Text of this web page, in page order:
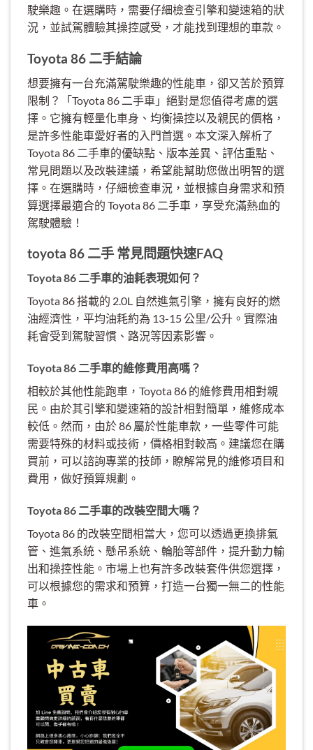
駛樂趣。在選購時，需要仔細檢查引擎和變速箱的狀
況，並試駕體驗其操控感受，才能找到理想的車款。
Toyota 86 二手結論
想要擁有一台充滿駕駛樂趣的性能車，卻又苦於預算
限制？「Toyota 86 二手車」絕對是您值得考慮的選
擇。它擁有輕量化車身、均衡操控以及親民的價格，
是許多性能車愛好者的入門首選。本文深入解析了
Toyota 86 二手車的優缺點、版本差異、評估重點、
常見問題以及改裝建議，希望能幫助您做出明智的選
擇。在選購時，仔細檢查車況，並根據自身需求和預
算選擇最適合的 Toyota 86 二手車，享受充滿熱血的
駕駛體驗！
toyota 86 二手 常見問題快速FAQ
Toyota 86 二手車的油耗表現如何？
Toyota 86 搭載的 2.0L 自然進氣引擎，擁有良好的燃
油經濟性，平均油耗約為 13-15 公里/公升。實際油
耗會受到駕駛習慣、路況等因素影響。
Toyota 86 二手車的維修費用高嗎？
相較於其他性能跑車，Toyota 86 的維修費用相對親
民。由於其引擎和變速箱的設計相對簡單，維修成本
較低。然而，由於 86 屬於性能車款，一些零件可能
需要特殊的材料或技術，價格相對較高。建議您在購
買前，可以諮詢專業的技師，瞭解常見的維修項目和
費用，做好預算規劃。
Toyota 86 二手車的改裝空間大嗎？
Toyota 86 的改裝空間相當大，您可以透過更換排氣
管、進氣系統、懸吊系統、輪胎等部件，提升動力輸
出和操控性能。市場上也有許多改裝套件供您選擇，
可以根據您的需求和預算，打造一台獨一無二的性能
車。